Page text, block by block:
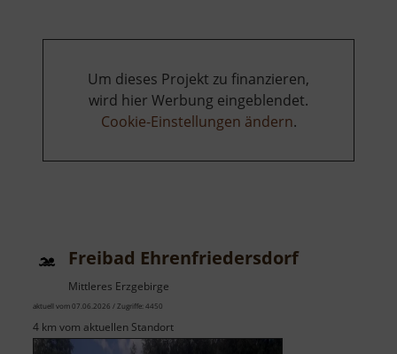
Um dieses Projekt zu finanzieren,
wird hier Werbung eingeblendet.
Cookie-Einstellungen ändern.
Freibad Ehrenfriedersdorf
Mittleres Erzgebirge
aktuell vom 07.06.2026 / Zugriffe: 4450
4 km vom aktuellen Standort